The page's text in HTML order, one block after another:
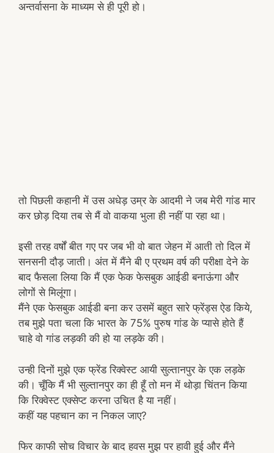
अन्तर्वासना के माध्यम से ही पूरी हो।
तो पिछली कहानी में उस अधेड़ उम्र के आदमी ने जब मेरी गांड मार
कर छोड़ दिया तब से मैं वो वाकया भुला ही नहीं पा रहा था।
इसी तरह वर्षों बीत गए पर जब भी वो बात जेहन में आती तो दिल में
सनसनी दौड़ जाती। अंत में मैंने बी ए प्रथम वर्ष की परीक्षा देने के
बाद फैसला लिया कि मैं एक फेक फेसबुक आईडी बनाऊंगा और
लोगों से मिलूंगा।
मैंने एक फेसबुक आईडी बना कर उसमें बहुत सारे फ्रेंड्स ऐड किये,
तब मुझे पता चला कि भारत के 75% पुरुष गांड के प्यासे होते हैं
चाहे वो गांड लड़की की हो या लड़के की।
उन्ही दिनों मुझे एक फ्रेंड रिक्वेस्ट आयी सुल्तानपुर के एक लड़के
की। चूँकि मैं भी सुल्तानपुर का ही हूँ तो मन में थोड़ा चिंतन किया
कि रिक्वेस्ट एक्सेप्ट करना उचित है या नहीं।
कहीं यह पहचान का न निकल जाए?
फिर काफी सोच विचार के बाद हवस मुझ पर हावी हुई और मैंने